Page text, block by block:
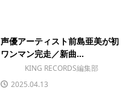
声優アーティスト前島亜美が初
ワンマン完走／新曲...
KING RECORDS編集部
2025.04.13